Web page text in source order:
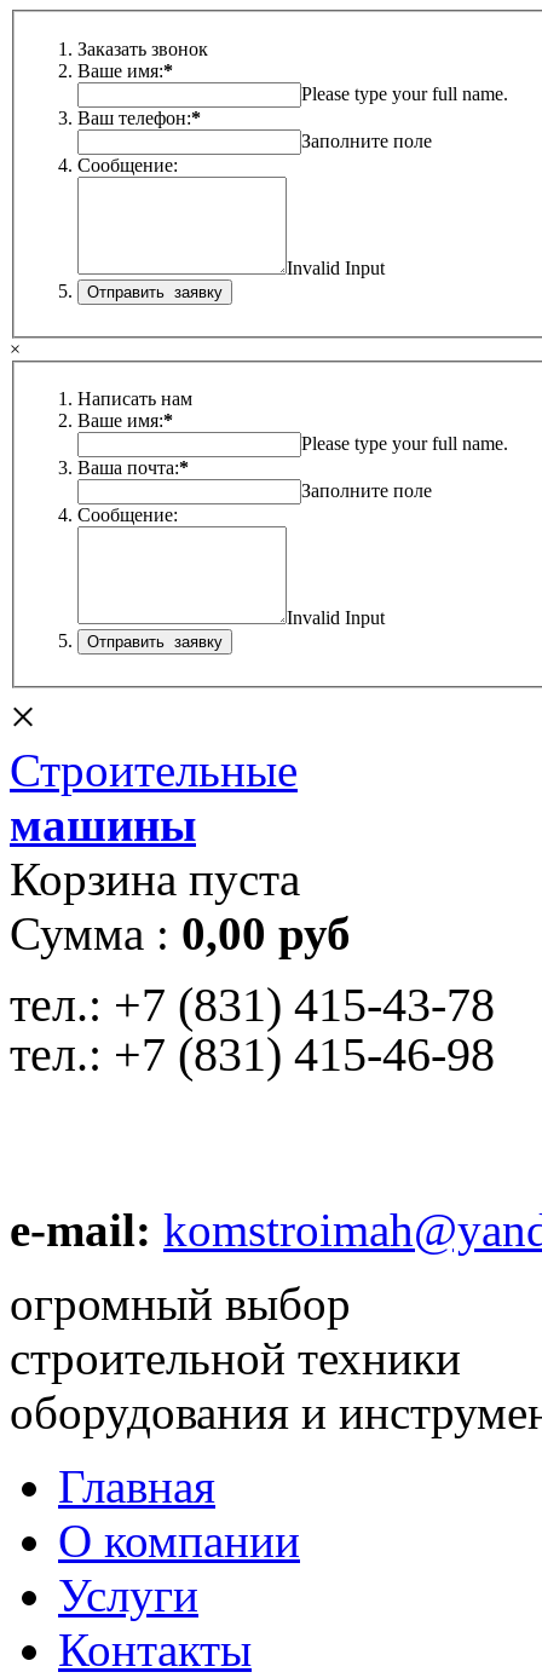
Заказать звонок
Ваше имя:*
Please type your full name.
Ваш телефон:*
Заполните поле
Сообщение:
Invalid Input
×
Написать нам
Ваше имя:*
Please type your full name.
Ваша почта:*
Заполните поле
Сообщение:
Invalid Input
×
Строительные
машины
Корзина пуста
Сумма : 0,00 руб
тел.: +7 (831) 415-43-78
тел.: +7 (831) 415-46-98
e-mail:
огромный выбор
строительной техники
оборудования и
Главная
О компании
Услуги
Контакты